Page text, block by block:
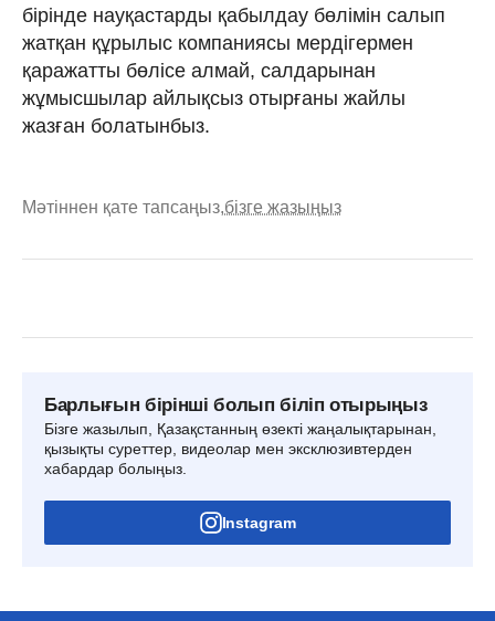
бірінде науқастарды қабылдау бөлімін салып
жатқан құрылыс компаниясы мердігермен
қаражатты бөлісе алмай, салдарынан
жұмысшылар айлықсыз отырғаны жайлы
жазған болатынбыз.
Мәтіннен қате тапсаңыз,бізге жазыңыз
Барлығын бірінші болып біліп отырыңыз
Бізге жазылып, Қазақстанның өзекті жаңалықтарынан,
қызықты суреттер, видеолар мен эксклюзивтерден
хабардар болыңыз.
Instagram